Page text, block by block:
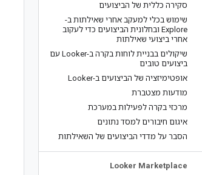
סקירה כללית של הביצועים
שימוש בכלי למעקב אחרי שאילתות ב-
Explore ובחלונית הביצועים כדי לעקוב
אחרי ביצועי שאילתות
שיקולים בבניית לוחות בקרה ב-Looker עם
ביצועים טובים
אופטימיזציה של הביצועים ב-Looker
מודעות מצטברת
מרכזי בקרה לפעילות במערכת
איגום חיבורים למסד נתונים
הסבר על מדדי הביצועים של השאילתות
Looker Marketplace